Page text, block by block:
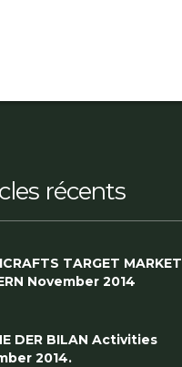
récents
TARGET MARKET
November 2014
DER BILAN Activities
2014.